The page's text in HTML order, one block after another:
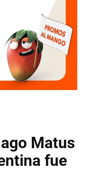
Matus
fue